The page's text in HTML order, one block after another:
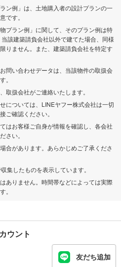
ン例」は、土地購入者の設計プランの一
です。
プラン例」に関して、そのプラン例は特
該建築請負会社以外で建てた場合、同様
りません。また、建築請負会社を特定す
問い合わせデータは、当該物件の取扱会
。
取扱会社がご連絡いたします。
については、LINEヤフー株式会社は一切
ご確認ください。
はお客様ご自身が情報を確認し、各会社
さい。
合があります。あらかじめご了承くださ
集したものを表示しています。
ありません。時間帯などによっては実際
。
ウント
友だち追加